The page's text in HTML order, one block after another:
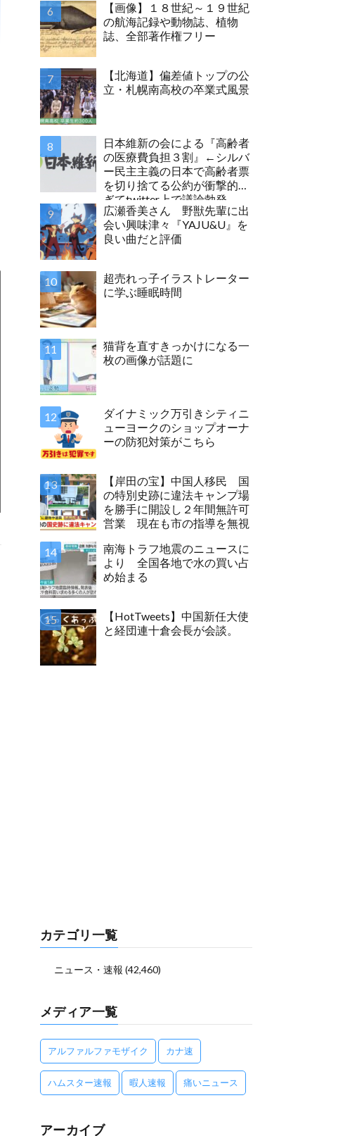
【画像】１８世紀～１９世紀
の航海記録や動物誌、植物
誌、全部著作権フリー
【北海道】偏差値トップの公
立・札幌南高校の卒業式風景
日本維新の会による『高齢者
の医療費負担３割』←シルバ
ー民主主義の日本で高齢者票
を切り捨てる公約が衝撃的す
ぎてtwitter上で議論勃発
広瀬香美さん 野獣先輩に出
会い興味津々『YAJU&U』を
良い曲だと評価
超売れっ子イラストレーター
に学ぶ睡眠時間
猫背を直すきっかけになる一
枚の画像が話題に
ダイナミック万引きシティニ
ューヨークのショップオーナ
ーの防犯対策がこちら
【岸田の宝】中国人移民 国
の特別史跡に違法キャンプ場
を勝手に開設し２年間無許可
営業 現在も市の指導を無視
南海トラフ地震のニュースに
より 全国各地で水の買い占
め始まる
【HotTweets】中国新任大使
と経団連十倉会長が会談。
カテゴリ一覧
ニュース・速報 (42,460)
メディア一覧
アルファルファモザイク カナ速
ハムスター速報 暇人速報 痛いニュース
アーカイブ